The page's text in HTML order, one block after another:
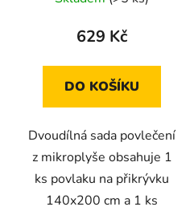
629 Kč
DO KOŠÍKU
Dvoudílná sada povlečení
z mikroplyše obsahuje 1
ks povlaku na přikrývku
140x200 cm a 1 ks